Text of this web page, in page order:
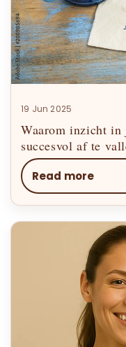
19 Jun 2025
Waarom inzicht in
succesvol af te
Read more